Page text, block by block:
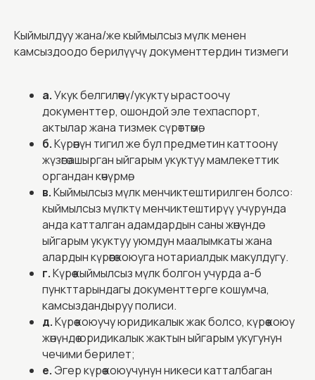
Кыймылдуу жана/же кыймылсыз мүлк менен
камсыздоодо берилүүчү документтердин тизмеги
а.Укук белгилөөчү/укукту ырастоочу
документтер, ошондой эле техпаспорт,
актылар жана тизмек сүрөттөмө;
б.Күрөөнүн тигил же бул предметин каттоону
жүзөгө ашырган ыйгарым укуктуу мамлекеттик
органдан көчүрмө;
в.Кыймылсыз мүлк менчиктештирилген болсо:
кыймылсыз мүлктү менчиктештирүү учурунда
анда катталган адамдардын саны жөнүндө
ыйгарым укуктуу уюмдун маалымкаты жана
алардын күрөөгө коюуга нотариалдык макулдугу.
г.Күрөө кыймылсыз мүлк болгон учурда а-б
пункттарындагы документтерге кошумча,
камсыздандыруу полиси.
д.Күрөө коюучу юридикалык жак болсо, күрөө коюу
жөнүндө юридикалык жактын ыйгарым укугунун
чечими берилет;
е. Эгер күрөө коюучунун никеси катталбаган